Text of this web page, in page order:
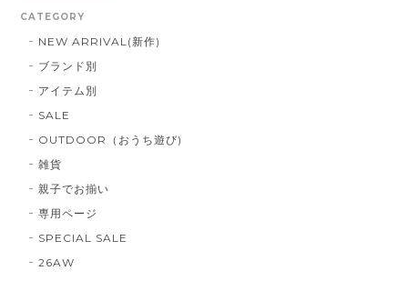
CATEGORY
NEW ARRIVAL(新作)
ブランド別
アイテム別
SALE
OUTDOOR（おうち遊び)
雑貨
親子でお揃い
専用ページ
SPECIAL SALE
26AW